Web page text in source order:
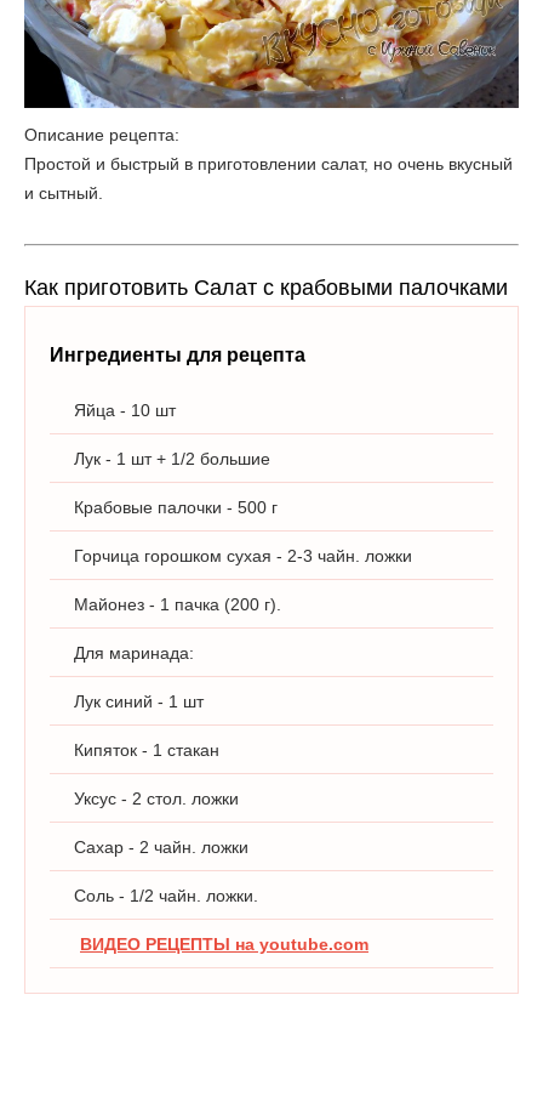
Описание рецепта:
Простой и быстрый в приготовлении салат, но очень вкусный
и сытный.
Как приготовить Салат с крабовыми палочками
Ингредиенты для рецепта
Яйца - 10 шт
Лук - 1 шт + 1/2 большие
Крабовые палочки - 500 г
Горчица горошком сухая - 2-3 чайн. ложки
Майонез - 1 пачка (200 г).
Для маринада:
Лук синий - 1 шт
Кипяток - 1 стакан
Уксус - 2 стол. ложки
Сахар - 2 чайн. ложки
Соль - 1/2 чайн. ложки.
ВИДЕО РЕЦЕПТЫ на youtube.com